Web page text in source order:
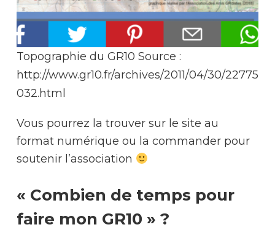
Topographie du GR10 Source :
http://www.gr10.fr/archives/2011/04/30/22775
032.html
Vous pourrez la trouver sur le site au
format numérique ou la commander pour
soutenir l’association
« Combien de temps pour
faire mon GR10 » ?